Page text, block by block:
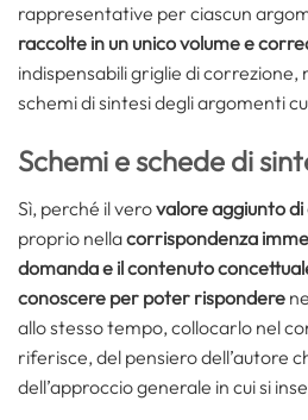
rappresentative per ciascun
raccolte in un unico volume e
indispensabili griglie di
schemi di sintesi degli argomenti
Schemi e schede di
Sì, perché il verovalore aggiunto
proprio nellacorrispondenza
domanda e il contenuto
conoscere per poter rispondere
allo stesso tempo, collocarlo nel
riferisce, del pensiero dell’autore
dell’approccio generale in cui si